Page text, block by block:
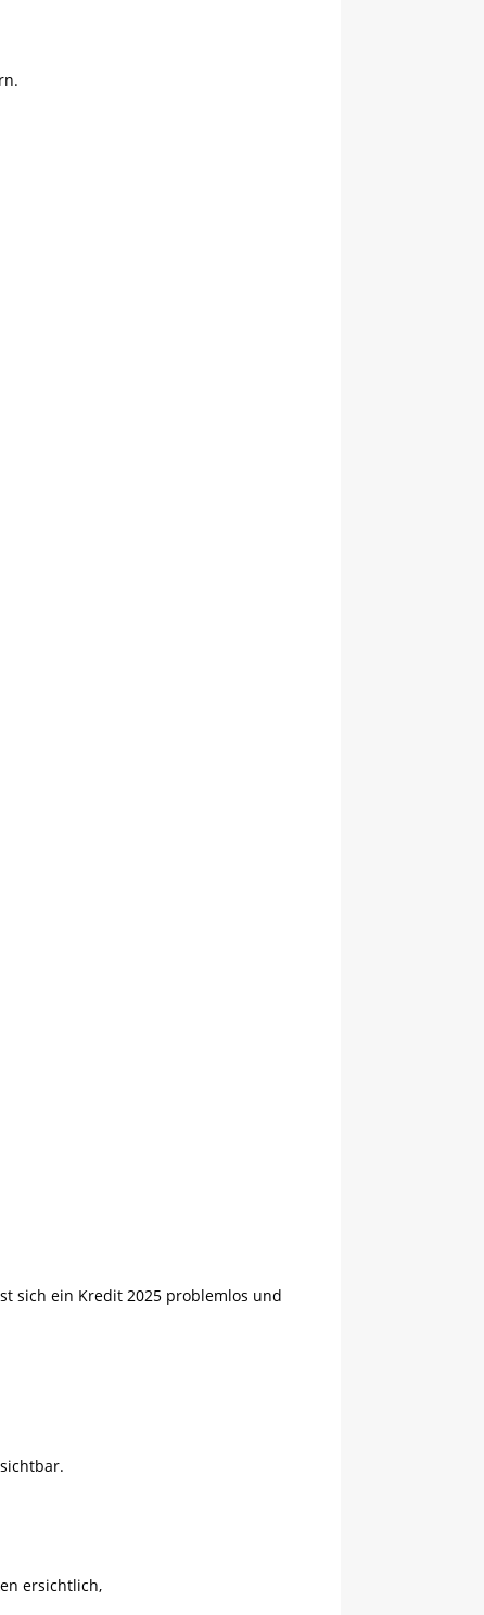
sich ein Kredit 2025 problemlos und
ersichtlich,